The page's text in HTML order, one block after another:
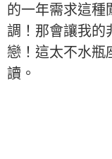
的一年需求這種
調！那會讓我的
戀！這太不水瓶
讀。